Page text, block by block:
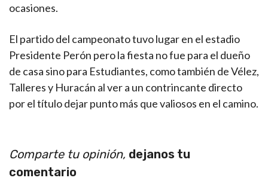
ocasiones.
El partido del campeonato tuvo lugar en el estadio
Presidente Perón pero la fiesta no fue para el dueño
de casa sino para Estudiantes, como también de Vélez,
Talleres y Huracán al ver a un contrincante directo
por el título dejar punto más que valiosos en el camino.
Comparte tu opinión, dejanos tu
comentario